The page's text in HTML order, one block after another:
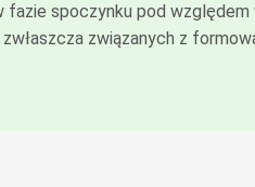
fazie spoczynku pod
związanych z